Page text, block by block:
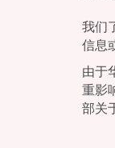
我们
信息
由于
重影
部关